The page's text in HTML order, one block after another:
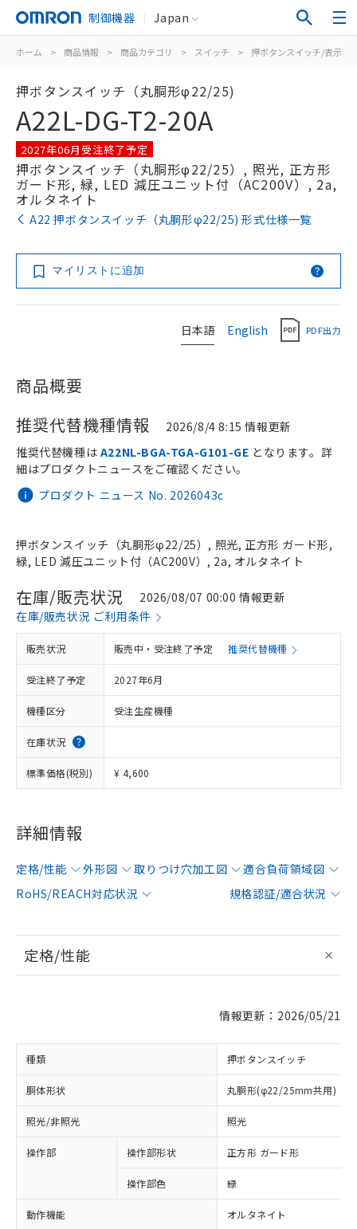
制御機器 Japan
ホーム > 商品情報 > 商品カテゴリ > スイッチ > 押ボタンスイッチ/表示灯
押ボタンスイッチ（丸胴形φ22/25)
A22L-DG-T2-20A
2027年06月受注終了予定
押ボタンスイッチ（丸胴形φ22/25）, 照光, 正方形
ガード形, 緑, LED 減圧ユニット付（AC200V）, 2a,
オルタネイト
A22 押ボタンスイッチ（丸胴形φ22/25) 形式仕様一覧
マイリストに追加
日本語 English PDF出力
商品概要
推奨代替機種情報
2026/8/4 8:15 情報更新
プロダクト ニュース No. 2026043c
推奨代替機種は A22NL-BGA-TGA-G101-GE となります。詳
細はプロダクトニュースをご確認ください。
押ボタンスイッチ（丸胴形φ22/25）, 照光, 正方形 ガード形,
緑, LED 減圧ユニット付（AC200V）, 2a, オルタネイト
在庫/販売状況
2026/08/07 00:00 情報更新
在庫/販売状況 ご利用条件
販売状況 販売中・受注終了予定 推奨代替機種
受注終了予定 2027年6月
機種区分 受注生産機種
在庫状況
標準価格(税別) ¥ 4,600
詳細情報
定格/性能 外形図 取りつけ穴加工図
適合負荷領域図
RoHS/REACH対応状況
規格認証/適合状況
定格/性能
情報更新：2026/05/21
種類 押ボタンスイッチ
胴体形状 丸胴形(φ22/25mm共用)
照光/非照光 照光
操作部 操作部形状 正方形 ガード形
操作部色 緑
動作機能 オルタネイト